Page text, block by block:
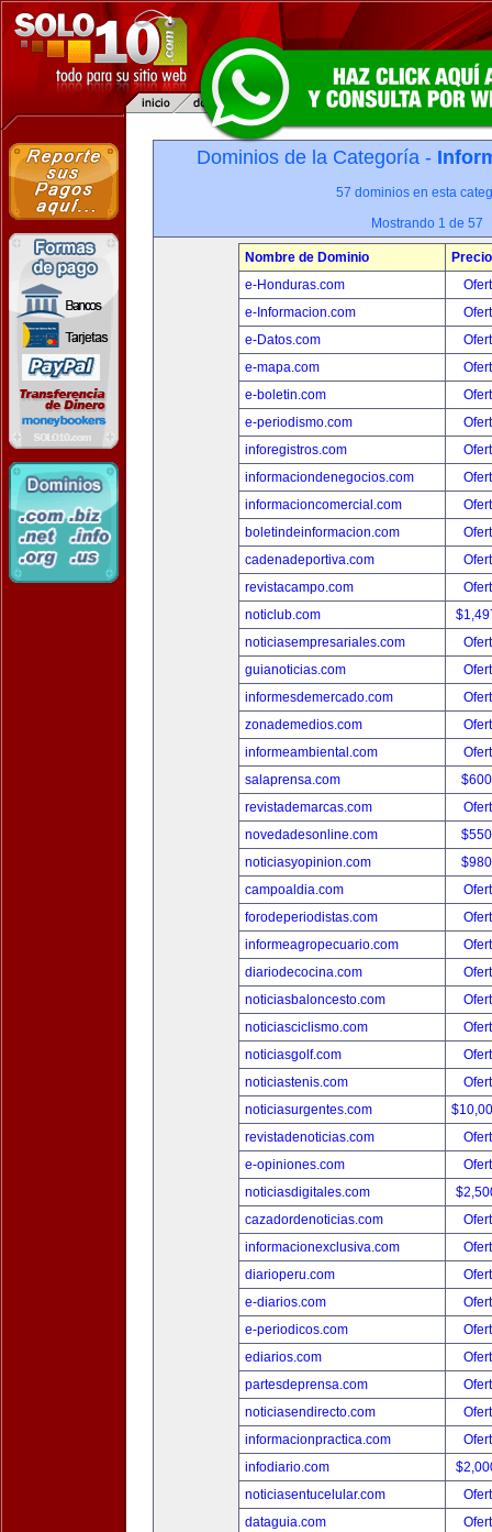
Dominios de la Categoría -
57 dominios en esta
Mostrando 1 de 57
Nombre de Dominio
Precio
e-Honduras.com
e-Informacion.com
e-Datos.com
e-mapa.com
e-boletin.com
e-periodismo.com
inforegistros.com
informaciondenegocios.com
informacioncomercial.com
boletindeinformacion.com
cadenadeportiva.com
revistacampo.com
noticlub.com
noticiasempresariales.com
guianoticias.com
informesdemercado.com
zonademedios.com
informeambiental.com
salaprensa.com
revistademarcas.com
novedadesonline.com
noticiasyopinion.com
campoaldia.com
forodeperiodistas.com
informeagropecuario.com
diariodecocina.com
noticiasbaloncesto.com
noticiasciclismo.com
noticiasgolf.com
noticiastenis.com
noticiasurgentes.com
revistadenoticias.com
e-opiniones.com
noticiasdigitales.com
cazadordenoticias.com
informacionexclusiva.com
diarioperu.com
e-diarios.com
e-periodicos.com
ediarios.com
partesdeprensa.com
noticiasendirecto.com
informacionpractica.com
infodiario.com
noticiasentucelular.com
dataguia.com